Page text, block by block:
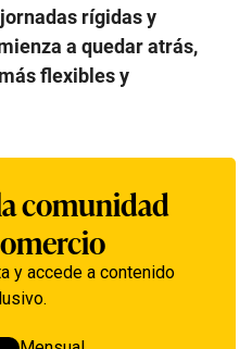
rígidas y
a quedar atrás,
flexibles y